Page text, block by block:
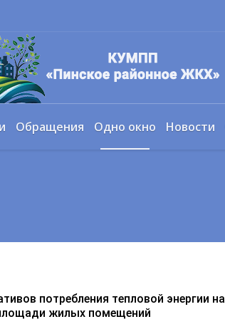
Обращения Одно окно Новости
потребления тепловой энергии на
жилых помещений